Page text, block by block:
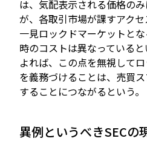
は、気配表示される価格の
が、各取引市場が課すアクセ
一見ロックドマーケットと
時のコストは異なっている
よれば、この点を無視して
を義務づけることは、売買
することにつながるという。
異例というべきSECの